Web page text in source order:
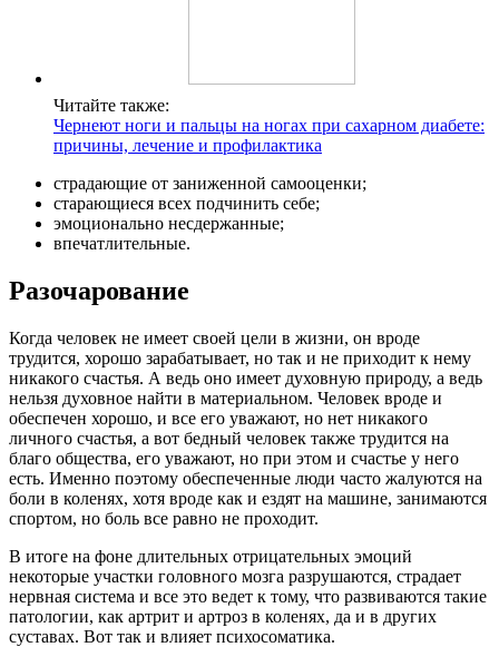
Читайте также:
Чернеют ноги и пальцы на ногах при сахарном диабете:
причины, лечение и профилактика
страдающие от заниженной самооценки;
старающиеся всех подчинить себе;
эмоционально несдержанные;
впечатлительные.
Разочарование
Когда человек не имеет своей цели в жизни, он вроде
трудится, хорошо зарабатывает, но так и не приходит к нему
никакого счастья. А ведь оно имеет духовную природу, а ведь
нельзя духовное найти в материальном. Человек вроде и
обеспечен хорошо, и все его уважают, но нет никакого
личного счастья, а вот бедный человек также трудится на
благо общества, его уважают, но при этом и счастье у него
есть. Именно поэтому обеспеченные люди часто жалуются на
боли в коленях, хотя вроде как и ездят на машине, занимаются
спортом, но боль все равно не проходит.
В итоге на фоне длительных отрицательных эмоций
некоторые участки головного мозга разрушаются, страдает
нервная система и все это ведет к тому, что развиваются такие
патологии, как артрит и артроз в коленях, да и в других
суставах. Вот так и влияет психосоматика.